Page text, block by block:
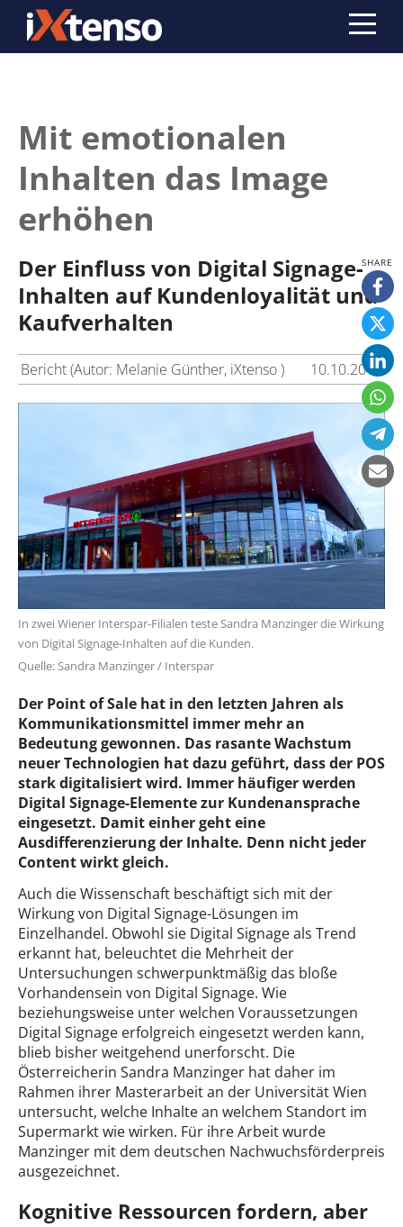
Mit emotionalen
Inhalten das Image
erhöhen
Der Einfluss von Digital Signage-
Inhalten auf Kundenloyalität und
Kaufverhalten
Bericht (Autor: Melanie Günther, iXtenso ) 10.10.2017
In zwei Wiener Interspar-Filialen teste Sandra Manzinger die Wirkung
von Digital Signage-Inhalten auf die Kunden.
Quelle: Sandra Manzinger / Interspar
Der Point of Sale hat in den letzten Jahren als
Kommunikationsmittel immer mehr an
Bedeutung gewonnen. Das rasante Wachstum
neuer Technologien hat dazu geführt, dass der POS
stark digitalisiert wird. Immer häufiger werden
Digital Signage-Elemente zur Kundenansprache
eingesetzt. Damit einher geht eine
Ausdifferenzierung der Inhalte. Denn nicht jeder
Content wirkt gleich.
Auch die Wissenschaft beschäftigt sich mit der
Wirkung von Digital Signage-Lösungen im
Einzelhandel. Obwohl sie Digital Signage als Trend
erkannt hat, beleuchtet die Mehrheit der
Untersuchungen schwerpunktmäßig das bloße
Vorhandensein von Digital Signage. Wie
beziehungsweise unter welchen Voraussetzungen
Digital Signage erfolgreich eingesetzt werden kann,
blieb bisher weitgehend unerforscht. Die
Österreicherin Sandra Manzinger hat daher im
Rahmen ihrer Masterarbeit an der Universität Wien
untersucht, welche Inhalte an welchem Standort im
Supermarkt wie wirken. Für ihre Arbeit wurde
Manzinger mit dem deutschen Nachwuchsförderpreis
ausgezeichnet.
Kognitive Ressourcen fordern, aber